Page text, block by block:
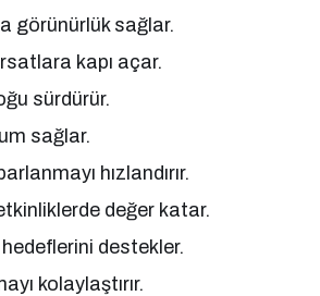
görünürlük sağlar.
kapı açar.
sürdürür.
sağlar.
hızlandırır.
değer katar.
destekler.
kolaylaştırır.